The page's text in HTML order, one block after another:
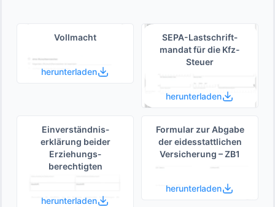
Vollmacht
herunterladen
SEPA-Lastschrift­
mandat für die Kfz-
Steuer
herunterladen
Einverständnis­
erklärung beider
Erziehungs­
berechtigten
herunterladen
Formular zur Abgabe
der eides­stattlichen
Versicherung – ZB1
herunterladen